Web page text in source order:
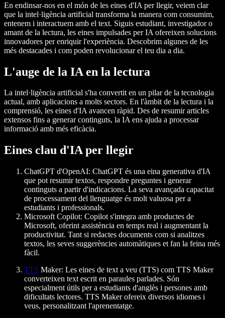
En endinsar-nos en el món de les eines d'IA per llegir, veiem clar
que la intel·ligència artificial transforma la manera com consumim,
entenem i interactuem amb el text. Siguis estudiant, investigador o
amant de la lectura, les eines impulsades per IA ofereixen solucions
innovadores per enriquir l'experiència. Descobrim algunes de les
més destacades i com poden revolucionar el teu dia a dia.
L'auge de la IA en la lectura
La intel·ligència artificial s'ha convertit en un pilar de la tecnologia
actual, amb aplicacions a molts sectors. En l'àmbit de la lectura i la
comprensió, les eines d'IA avancen ràpid. Des de resumir articles
extensos fins a generar continguts, la IA ens ajuda a processar
informació amb més eficàcia.
Eines clau d'IA per llegir
ChatGPT d'OpenAI: ChatGPT és una eina generativa d'IA
que pot resumir textos, respondre preguntes i generar
continguts a partir d'indicacions. La seva avançada capacitat
de processament del llenguatge és molt valuosa per a
estudiants i professionals.
Microsoft Copilot: Copilot s'integra amb productes de
Microsoft, oferint assistència en temps real i augmentant la
productivitat. Tant si redactes documents com si analitzes
textos, les seves suggerències automàtiques et fan la feina més
fàcil.
TTS Maker: Les eines de text a veu (TTS) com TTS Maker
converteixen text escrit en paraules parlades. Són
especialment útils per a estudiants d'anglès i persones amb
dificultats lectores. TTS Maker ofereix diversos idiomes i
veus, personalitzant l'aprenentatge.